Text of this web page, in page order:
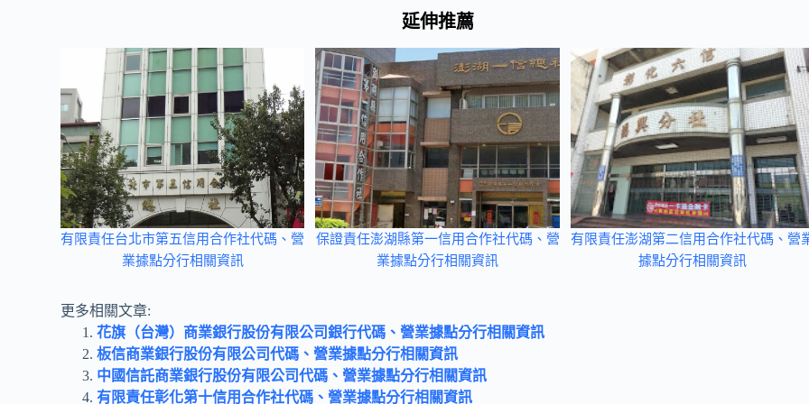
延伸推薦
有限責任台北市第五信用合作社代碼、營
業據點分行相關資訊
保證責任澎湖縣第一信用合作社代碼、營
業據點分行相關資訊
有限責任澎湖第二信用合作社代碼、營
據點分行相關資訊
更多相關文章:
花旗（台灣）商業銀行股份有限公司銀行代碼、營業據點分行相關資訊
板信商業銀行股份有限公司代碼、營業據點分行相關資訊
中國信託商業銀行股份有限公司代碼、營業據點分行相關資訊
有限責任彰化第十信用合作社代碼、營業據點分行相關資訊